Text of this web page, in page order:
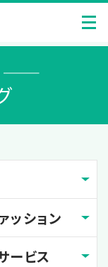
ッション
ービス